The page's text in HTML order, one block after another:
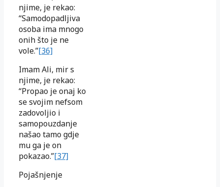
njime, je rekao:
“Samodopadljiva
osoba ima mnogo
onih što je ne
vole.”[36]
Imam Ali, mir s
njime, je rekao:
“Propao je onaj ko
se svojim nefsom
zadovoljio i
samopouzdanje
našao tamo gdje
mu ga je on
pokazao.”[37]
Pojašnjenje